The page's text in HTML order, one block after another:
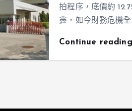
拍程序，底價約
鑫，如今財務危機
Continue reading